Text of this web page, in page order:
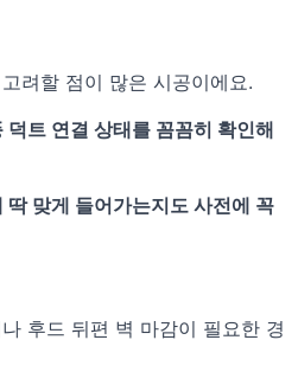
려할 점이 많은 시공이에요.
트 연결 상태를 꼼꼼히 확인해
맞게 들어가는지도 사전에 꼭
후드 뒤편 벽 마감이 필요한 경